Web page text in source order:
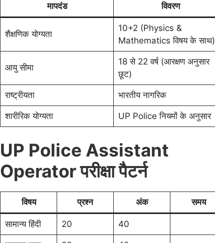
मापदंड विवरण
शैक्षणिक योग्यता
10+2 (Physics &
Mathematics विषय के साथ)
आयु सीमा
18 से 22 वर्ष (आरक्षण अनुसार
छूट)
राष्ट्रीयता भारतीय नागरिक
शारीरिक योग्यता UP Police नियमों के अनुसार
UP Police Assistant
Operator परीक्षा पैटर्न
विषय प्रश्न अंक समय
सामान्य हिंदी 20 40